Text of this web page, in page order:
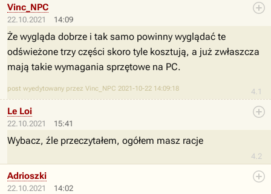
22.10.2021 14:09
4.1
Vinc_NPC
Że wygląda dobrze i tak samo powinny wyglądać te
odświeżone trzy części skoro tyle kosztują, a już zwłaszcza
mają takie wymagania sprzętowe na PC.
post wyedytowany przez Vinc_NPC 2021-10-22 14:09:18
22.10.2021 15:41
4.2
Le Loi
Wybacz, źle przeczytałem, ogółem masz racje
22.10.2021 14:02
Adrioszki